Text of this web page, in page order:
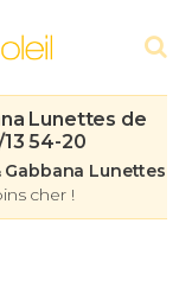
Lunettes de
54-20
Gabbana Lunettes
cher !